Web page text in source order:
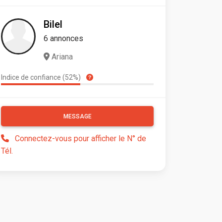
Bilel
6 annonces
Ariana
Indice de confiance (52%)
MESSAGE
Connectez-vous pour afficher le N° de
Tél.